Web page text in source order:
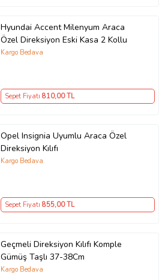
Hyundai Accent Milenyum Araca
Özel Direksiyon Eski Kasa 2 Kollu
Kargo Bedava
Sepet Fiyatı 810,00 TL
Opel Insignia Uyumlu Araca Özel
Direksiyon Kılıfı
Kargo Bedava
Sepet Fiyatı 855,00 TL
Geçmeli Direksiyon Kılıfı Komple
Gümüş Taşlı 37-38Cm
Kargo Bedava